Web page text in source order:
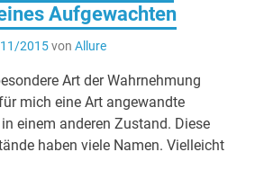
Aufgewachten
2015von Allure
Art der Wahrnehmung
mich eine Art angewandte
einem anderen Zustand. Diese
haben viele Namen. Vielleicht